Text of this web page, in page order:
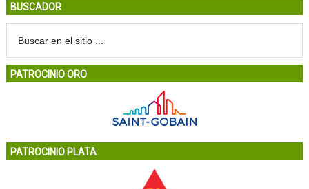
BUSCADOR
PATROCINIO ORO
PATROCINIO PLATA